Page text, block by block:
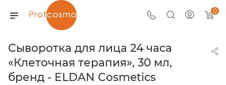
0
Сыворотка для лица 24 часа
«Клеточная терапия», 30 мл,
бренд - ELDAN Cosmetics